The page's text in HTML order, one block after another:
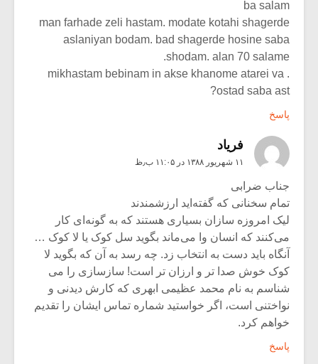
ba salam
man farhade zeli hastam. modate kotahi shagerde
aslaniyan bodam. bad shagerde hosine saba
shodam. alan 70 salame.
. mikhastam bebinam in akse khanome atarei va
ostad saba ast?
پاسخ
فرياد
۱۱ شهریور ۱۳۸۸ در ۱۱:۰۵ ب٫ظ
جناب ضرابی
تمام سخنانی که گفته‌اید ارزشمندند
لیک امروزه سازان بسیاری هستند که به گونه‌ای کار
می‌کنند که انسان وا می‌ماند بگوید سل کوک یا لا کوک …
آنگاه باید دست به انتخاب زد. چه رسد به آن که بگوید لا
کوک خوش صدا تر و ارزان تر است! سازسازی را می
شناسم به نام محمد عظیمی ابهری که کارش دیدنی و
نواختنی است، اگر خواستید شماره تماس ایشان را تقدیم
خواهم کرد.
پاسخ